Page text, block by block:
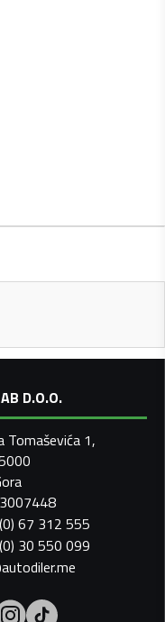
D.O.O.
Tomaševića 1,
67 312 555
30 550 099